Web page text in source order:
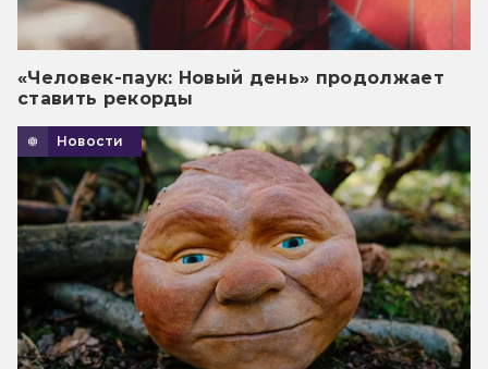
«Человек-паук: Новый день» продолжает
ставить рекорды
Новости